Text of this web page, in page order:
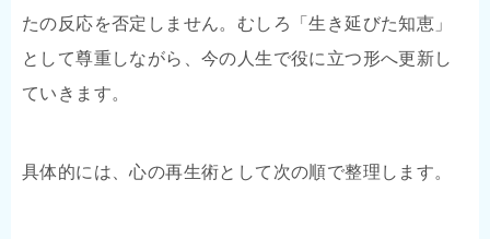
たの反応を否定しません。むしろ「生き延びた知恵」
として尊重しながら、今の人生で役に立つ形へ更新し
ていきます。
具体的には、心の再生術として次の順で整理します。